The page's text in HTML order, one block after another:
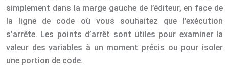
simplement dans la marge gauche de l’éditeur, en face de
la ligne de code où vous souhaitez que l’exécution
s’arrête. Les points d’arrêt sont utiles pour examiner la
valeur des variables à un moment précis ou pour isoler
une portion de code.